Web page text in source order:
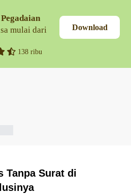
mulai dari
138 ribu
Download
Tanpa Surat di